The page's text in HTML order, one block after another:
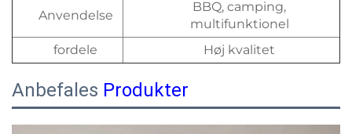
Anvendelse
BBQ, camping,
multifunktionel
fordele
Høj kvalitet
Anbefales Produkter